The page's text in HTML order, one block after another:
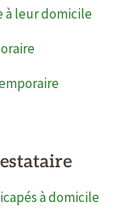
à leur domicile
à domicile